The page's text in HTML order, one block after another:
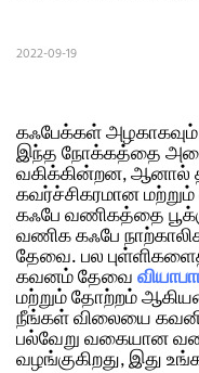
2022-09-19
கஃபேக்கள்
இந்த நோக்கத்தை
வகிக்கின்றன, ஆனால்
கவர்ச்சிகரமான
கஃபே வணிகத்தை
வணிக கஃபே
தேவை. பல
கவனம் தேவை
மற்றும் தோற்றம்
நீங்கள் விலையை
பல்வேறு வகையான
வழங்குகிறது, இது